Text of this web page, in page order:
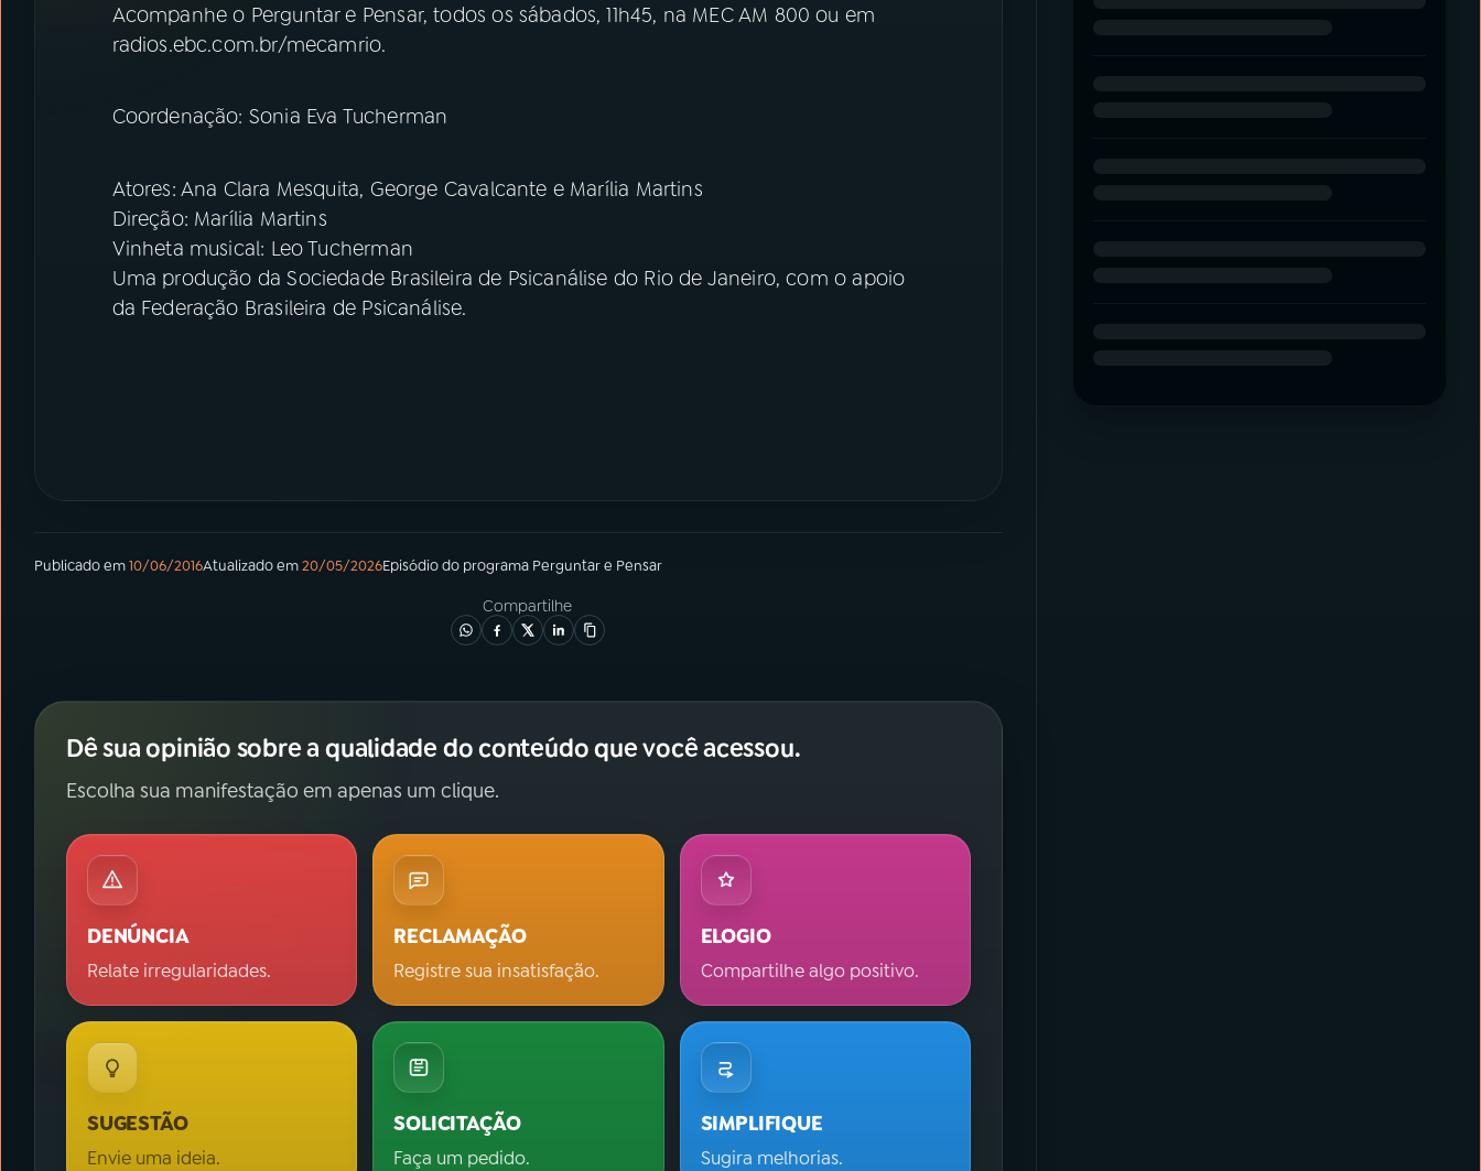
ACOMPANHE A RÁDIO MEC
Instagram X
Acompanhe o Perguntar e Pensar, todos os sábados, 11h45, na MEC AM 800 ou em
radios.ebc.com.br/mecamrio.
Coordenação: Sonia Eva Tucherman
Atores: Ana Clara Mesquita, George Cavalcante e Marília Martins
Direção: Marília Martins
Vinheta musical: Leo Tucherman
Uma produção da Sociedade Brasileira de Psicanálise do Rio de Janeiro, com o apoio
da Federação Brasileira de Psicanálise.
Publicado em10/06/2016Atualizado em20/05/2026Episódiodo programa Perguntar e Pensar
Compartilhe
Dê sua opinião sobre a qualidade do conteúdo que você acessou.
Escolha sua manifestação em apenas um clique.
DENÚNCIA
Relate irregularidades.
RECLAMAÇÃO
Registre sua insatisfação.
ELOGIO
Compartilhe algo positivo.
SUGESTÃO
Envie uma ideia.
SOLICITAÇÃO
Faça um pedido.
SIMPLIFIQUE
Sugira melhorias.